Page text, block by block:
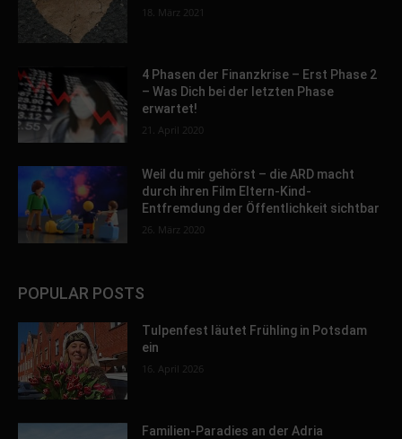
18. März 2021
4 Phasen der Finanzkrise – Erst Phase 2
– Was Dich bei der letzten Phase
erwartet!
21. April 2020
Weil du mir gehörst – die ARD macht
durch ihren Film Eltern-Kind-
Entfremdung der Öffentlichkeit sichtbar
26. März 2020
POPULAR POSTS
Tulpenfest läutet Frühling in Potsdam
ein
16. April 2026
Familien-Paradies an der Adria